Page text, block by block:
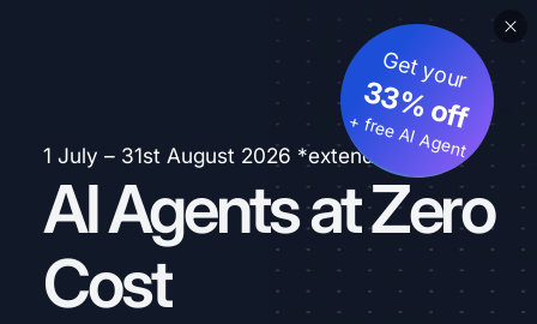
1 July – 31st August 2026 *extended
AI Agents at Zero
Cost
Get your
33% off
+ free AI Agent